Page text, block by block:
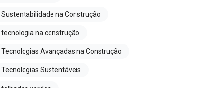
Sustentabilidade na Construção
tecnologia na construção
Tecnologias Avançadas na Construção
Tecnologias Sustentáveis